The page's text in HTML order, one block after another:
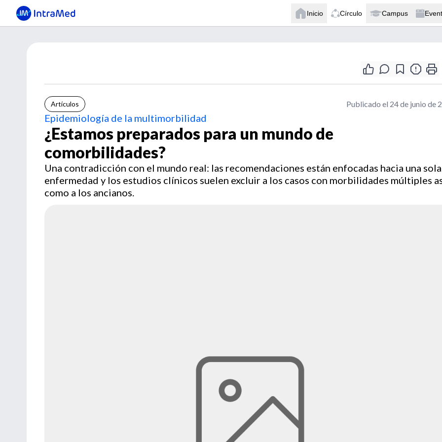
Inicio Círculo Campus
Artículos Publicado el 24 de junio de
Epidemiología de la multimorbilidad
¿Estamos preparados para un mundo de
comorbilidades?
Una contradicción con el mundo real: las recomendaciones están enfocadas hacia una sola
enfermedad y los estudios clínicos suelen excluir a los casos con morbilidades múltiples
como a los ancianos.